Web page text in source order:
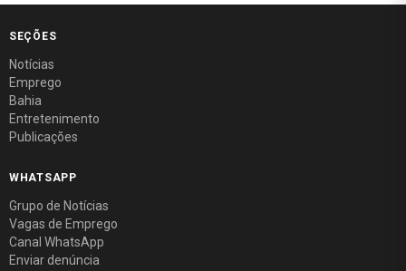
SEÇÕES
Notícias
Emprego
Bahia
Entretenimento
Publicações
WHATSAPP
Grupo de Notícias
Vagas de Emprego
Canal WhatsApp
Enviar denúncia